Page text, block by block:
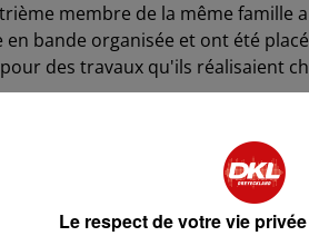
membre de la même famille
bande organisée et ont été
des travaux qu'ils réalisaient
rénovation immobilière, la
des travaux à leur domicile.
pouvaient bénéficier de primes
toutes résidant dans le
Le respect de votre vie